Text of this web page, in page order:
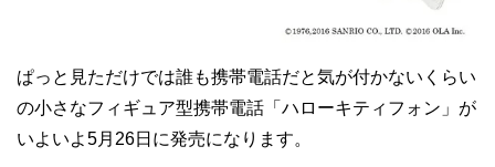
ぱっと見ただけでは誰も携帯電話だと気が付かないくらい
の小さなフィギュア型携帯電話「ハローキティフォン」が
いよいよ5月26日に発売になります。